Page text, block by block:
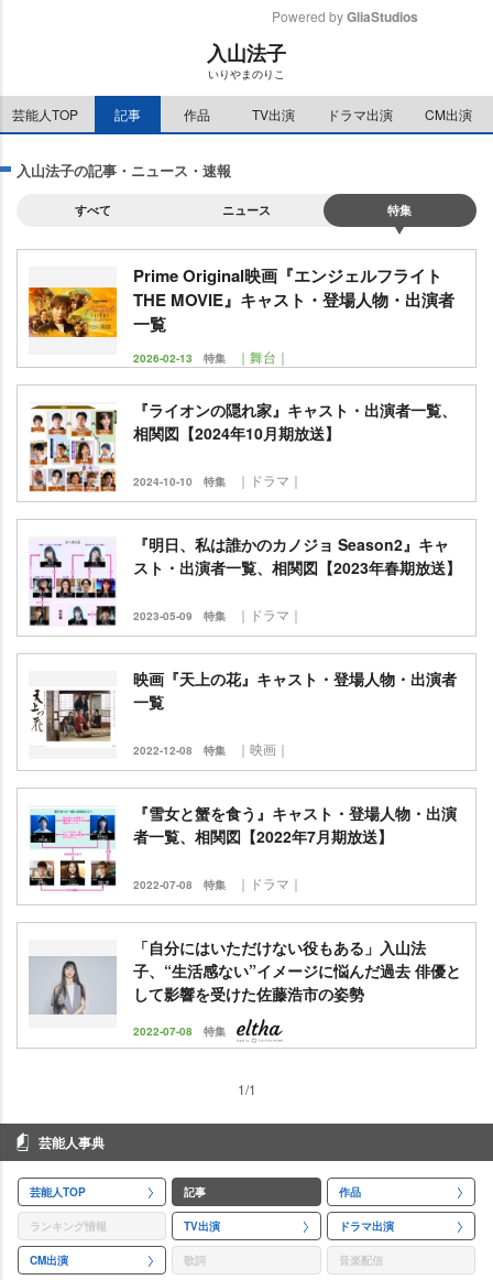
e
Powered by GliaStudios
入山法子
いりやまのりこ
芸能人TOP 記事 作品 TV出演 ドラマ出演 CM出演
入山法子の記事・ニュース・速報
すべて ニュース 特集
Prime Original映画『エンジェルフライト
THE MOVIE』キャスト・登場人物・出演者
一覧
2026-02-13 特集 ｜舞台｜
『ライオンの隠れ家』キャスト・出演者一覧、
相関図【2024年10月期放送】
2024-10-10 特集 ｜ドラマ｜
『明日、私は誰かのカノジョ Season2』キャ
スト・出演者一覧、相関図【2023年春期放送】
2023-05-09 特集 ｜ドラマ｜
映画『天上の花』キャスト・登場人物・出演者
一覧
2022-12-08 特集 ｜映画｜
『雪女と蟹を食う』キャスト・登場人物・出演
者一覧、相関図【2022年7月期放送】
2022-07-08 特集 ｜ドラマ｜
「自分にはいただけない役もある」入山法
子、“生活感ない”イメージに悩んだ過去 俳優と
して影響を受けた佐藤浩市の姿勢
2022-07-08 特集
1/1
芸能人事典
芸能人TOP 記事 作品
ランキング情報 TV出演 ドラマ出演
CM出演 歌詞 音楽配信